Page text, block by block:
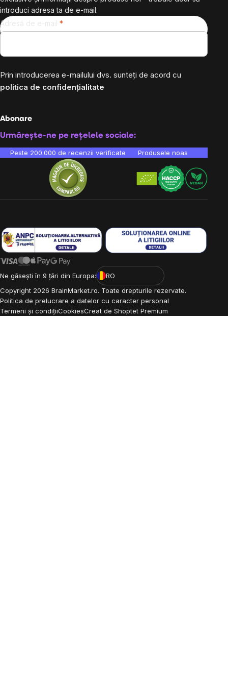
introduci adresa ta de e-mail.
Adresă de e-mail
Prin introducerea e-mailului dvs. sunteți de acord cu
politica de confidențialitate
Abonare
Urmărește-ne pe rețelele sociale:
Peste 200.000 de recenzii verificate Produsele noastre sunt
Ne găsești în 9 țări din Europa:
RO
Copyright 2026 BrainMarket.ro. Toate drepturile rezervate.
Politica de prelucrare a datelor cu caracter personal
Termeni și condițiiCookiesCreat de Shoptet Premium